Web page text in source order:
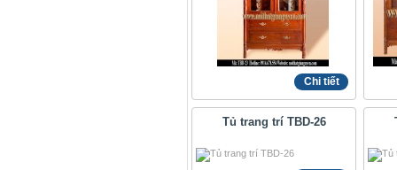
Chi tiết
Tủ trang trí TBD-26